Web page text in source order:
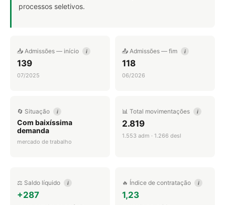
processos seletivos.
📥 Admissões — início i
139
07/2025
📤 Admissões — fim i
118
06/2026
🔄 Situação i
Com baixíssima
demanda
mercado de trabalho
📊 Total movimentações i
2.819
1.553 adm · 1.266 desl
⚖️ Saldo líquido i
+287
🔥 Índice de contratação i
1,23